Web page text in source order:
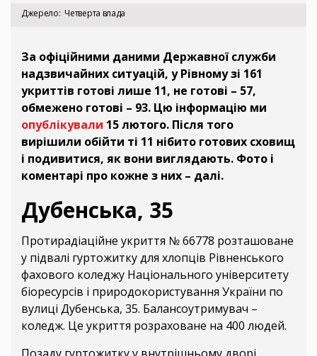
Джерело Четверта влада
За офіційними даними Державної служби
надзвичайних ситуацій, у Рівному зі 161
укриттів готові лише 11, не готові – 57,
обмежено готові – 93. Цю інформацію ми
опублікували 15 лютого. Після того
вирішили обійти ті 11 нібито готових сховищ
і подивитися, як вони виглядають. Фото і
коментарі про кожне з них – далі.
Дубенська, 35
Протирадіаційне укриття № 66778 розташоване
у підвалі гуртожитку для хлопців Рівненського
фахового коледжу Національного університету
біоресурсів і природокористування України по
вулиці Дубенська, 35. Балансоутримувач –
коледж. Це укриття розраховане на 400 людей.